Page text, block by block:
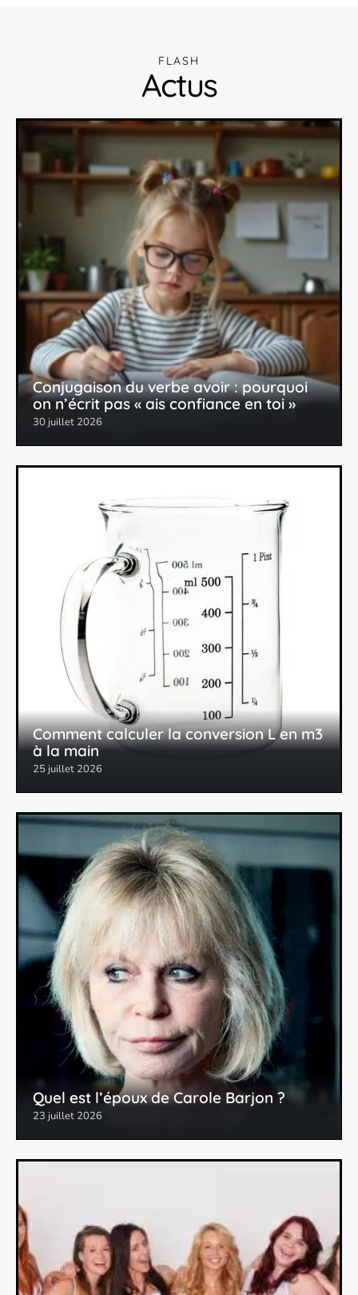
FLASH
Actus
Conjugaison du verbe avoir : pourquoi
on n’écrit pas « ais confiance en toi »
30 juillet 2026
Comment calculer la conversion L en m3
à la main
25 juillet 2026
Quel est l’époux de Carole Barjon ?
23 juillet 2026